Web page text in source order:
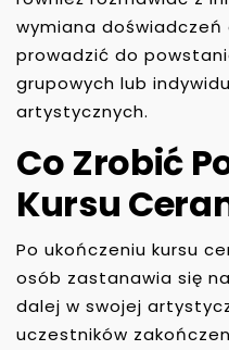
wymiana doświadczeń
prowadzić do
grupowych lub
artystycznych.
Co Zrobić
Kursu
Po ukończeniu kursu
osób zastanawia się
dalej w swojej
uczestników